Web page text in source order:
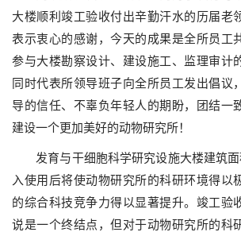
大楼顺利竣工验收付出辛勤汗水的历届老
表示衷心的感谢，今天的成果是全所员工
参与大楼勘察设计、建设施工、监理审计
同时代表所领导班子向全所员工发出倡议
导的信任、不辜负年轻人的期盼，团结一
建设一个更加美好的动物研究所！
发育与干细胞科学研究设施大楼建筑面
入使用后将使动物研究所的科研环境得以
的综合科技竞争力得以显著提升。竣工验
说是一个终结点，但对于动物研究所的科